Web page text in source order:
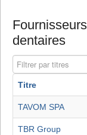
dentaires
Filtrer par titres
Titre
TAVOM SPA
TBR Group